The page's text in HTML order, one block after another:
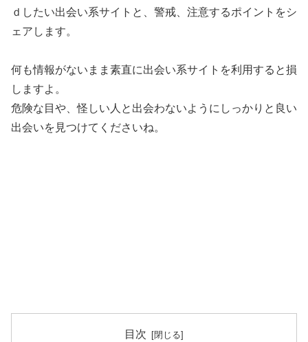
ｄしたい出会い系サイトと、警戒、注意するポイントをシ
ェアします。
何も情報がないまま素直に出会い系サイトを利用すると損
しますよ。
危険な目や、怪しい人と出会わないようにしっかりと良い
出会いを見つけてくださいね。
目次